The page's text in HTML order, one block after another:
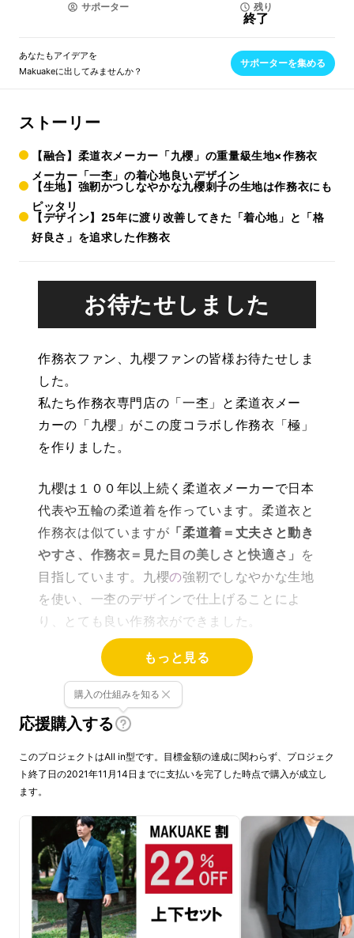
サポーター 残り
終了
あなたもアイデアを
Makuakeに出してみませんか？
サポーターを集める
ストーリー
【融合】柔道衣メーカー「九櫻」の重量級生地×作務衣
メーカー「一杢」の着心地良いデザイン
【生地】強靭かつしなやかな九櫻刺子の生地は作務衣にも
ピッタリ
【デザイン】25年に渡り改善してきた「着心地」と「格
好良さ」を追求した作務衣
お待たせしました
作務衣ファン、九櫻ファンの皆様お待たせしま
した。
私たち作務衣専門店の「一杢」と柔道衣メー
カーの「九櫻」がこの度コラボし作務衣「極」
を作りました。
九櫻は１００年以上続く柔道衣メーカーで日本
代表や五輪の柔道着を作っています。柔道衣と
作務衣は似ていますが 「柔道着＝丈夫さと動き
やすさ、作務衣＝見た目の美しさと快適さ」 を
目指しています。九櫻の強靭でしなやかな生地
を使い、一杢のデザインで仕上げることによ
り、とても良い作務衣ができました。
もっと見る
応援購入する
購入の仕組みを知る
このプロジェクトはAll in型です。目標金額の達成に関わらず、プロジェク
ト終了日の2021年11月14日までに支払いを完了した時点で購入が成立し
ます。